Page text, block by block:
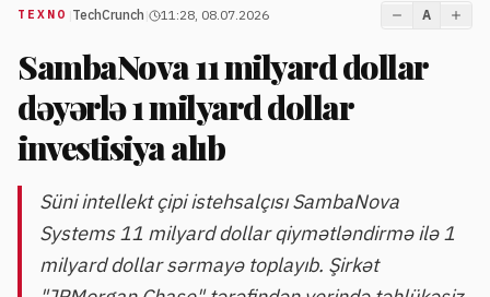
TEXNO TechCrunch 11:28, 08.07.2026 A
SambaNova 11 milyard dollar
dəyərlə 1 milyard dollar
investisiya alıb
Süni intellekt çipi istehsalçısı SambaNova
Systems 11 milyard dollar qiymətləndirmə ilə 1
milyard dollar sərmayə toplayıb. Şirkət